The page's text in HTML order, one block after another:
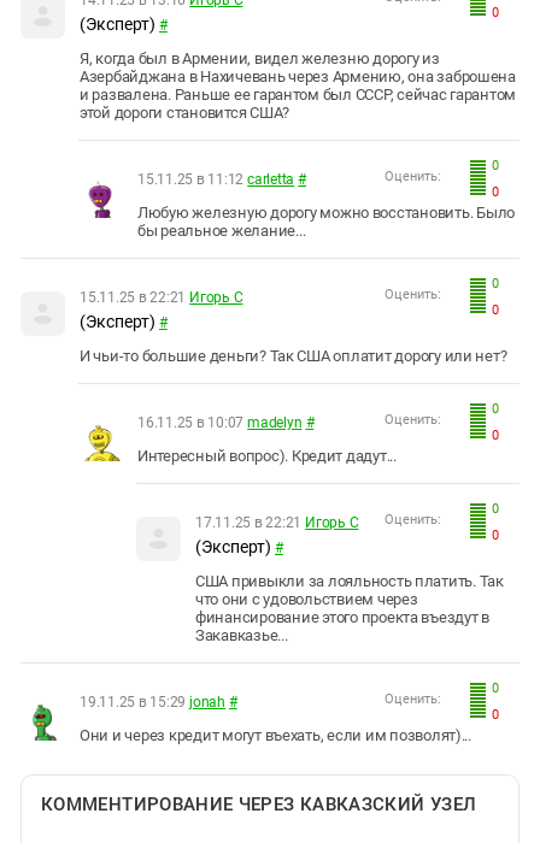
0
(Эксперт) #
Я, когда был в Армении, видел железню дорогу из
Азербайджана в Нахичевань через Армению, она заброшена
и развалена. Раньше ее гарантом был СССР, сейчас гарантом
этой дороги становится США?
0
0
Оценить:
15.11.25 в 11:12 carletta #
Любую железную дорогу можно восстановить. Было
бы реальное желание...
0
0
Оценить:
15.11.25 в 22:21 Игорь С
(Эксперт) #
И чьи-то большие деньги? Так США оплатит дорогу или нет?
0
0
Оценить:
16.11.25 в 10:07 madelyn #
Интересный вопрос). Кредит дадут...
0
0
Оценить:
17.11.25 в 22:21 Игорь С
(Эксперт) #
США привыкли за лояльность платить. Так
что они с удовольствием через
финансирование этого проекта въездут в
Закавказье...
0
0
Оценить:
19.11.25 в 15:29 jonah #
Они и через кредит могут въехать, если им позволят)...
КОММЕНТИРОВАНИЕ ЧЕРЕЗ КАВКАЗСКИЙ УЗЕЛ